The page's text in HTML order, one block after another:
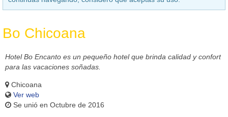
Bo Chicoana
Hotel Bo Encanto es un pequeño hotel que brinda calidad y confort
para las vacaciones soñadas.
Chicoana
Ver web
Se unió en Octubre de 2016